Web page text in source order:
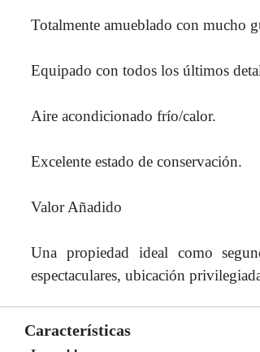
Totalmente amueblado con mucho
Equipado con todos los últimos
Aire acondicionado frío/calor.
Excelente estado de conservación.
Valor Añadido
Una propiedad ideal como
espectaculares, ubicación
Características